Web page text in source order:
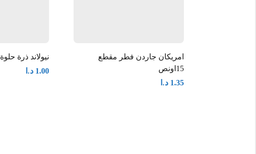
امريكان جاردن فطر مقطع
15اونص
1.35 د.ا
نيولاند ذرة حلوة 425 غم
1.00 د.ا